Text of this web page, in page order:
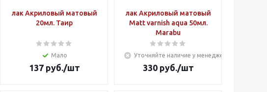
лак Акриловый матовый
20мл. Таир
Мало
137руб./шт
лак Акриловый матовый
Matt varnish aqua 50мл.
Marabu
Уточняйте наличие у менеджера
330руб./шт